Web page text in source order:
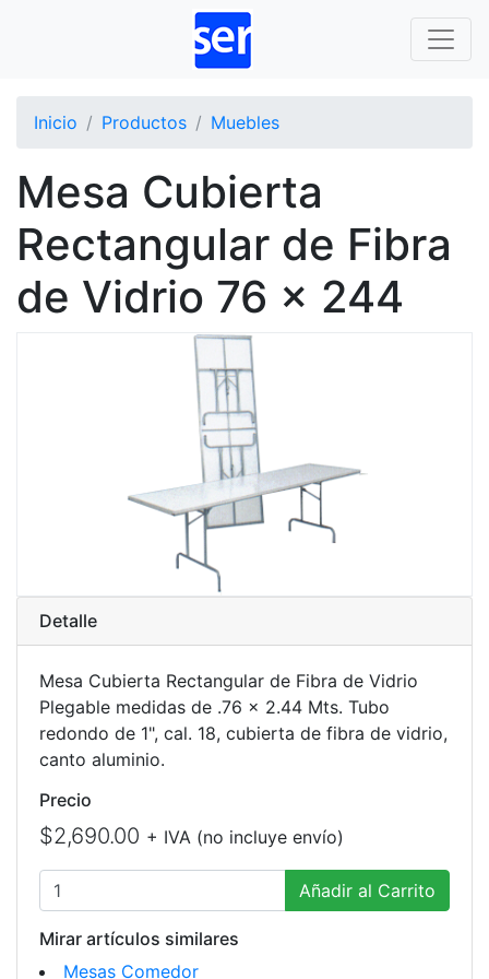
Inicio Productos Muebles
Mesa Cubierta
Rectangular de Fibra
de Vidrio 76 x 244
Detalle
Mesa Cubierta Rectangular de Fibra de Vidrio
Plegable medidas de .76 x 2.44 Mts. Tubo
redondo de 1", cal. 18, cubierta de fibra de vidrio,
canto aluminio.
Precio
$2,690.00 + IVA (no incluye envío)
Añadir al Carrito
Mirar artículos similares
Mesas Comedor